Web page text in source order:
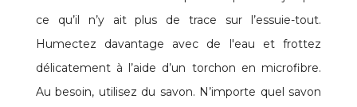
ce qu’il n’y ait plus de trace sur l’essuie-tout.
Humectez davantage avec de l'eau et frottez
délicatement à l’aide d’un torchon en microfibre.
Au besoin, utilisez du savon. N’importe quel savon